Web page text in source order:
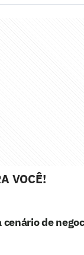
VOCÊ!
cenário de